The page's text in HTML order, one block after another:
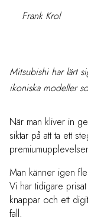
Frank Krol
Mitsubishi har lärt
ikoniska modeller
När man kliver in
siktar på att ta ett
Man känner igen
Vi har tidigare
knappar och ett
fall.